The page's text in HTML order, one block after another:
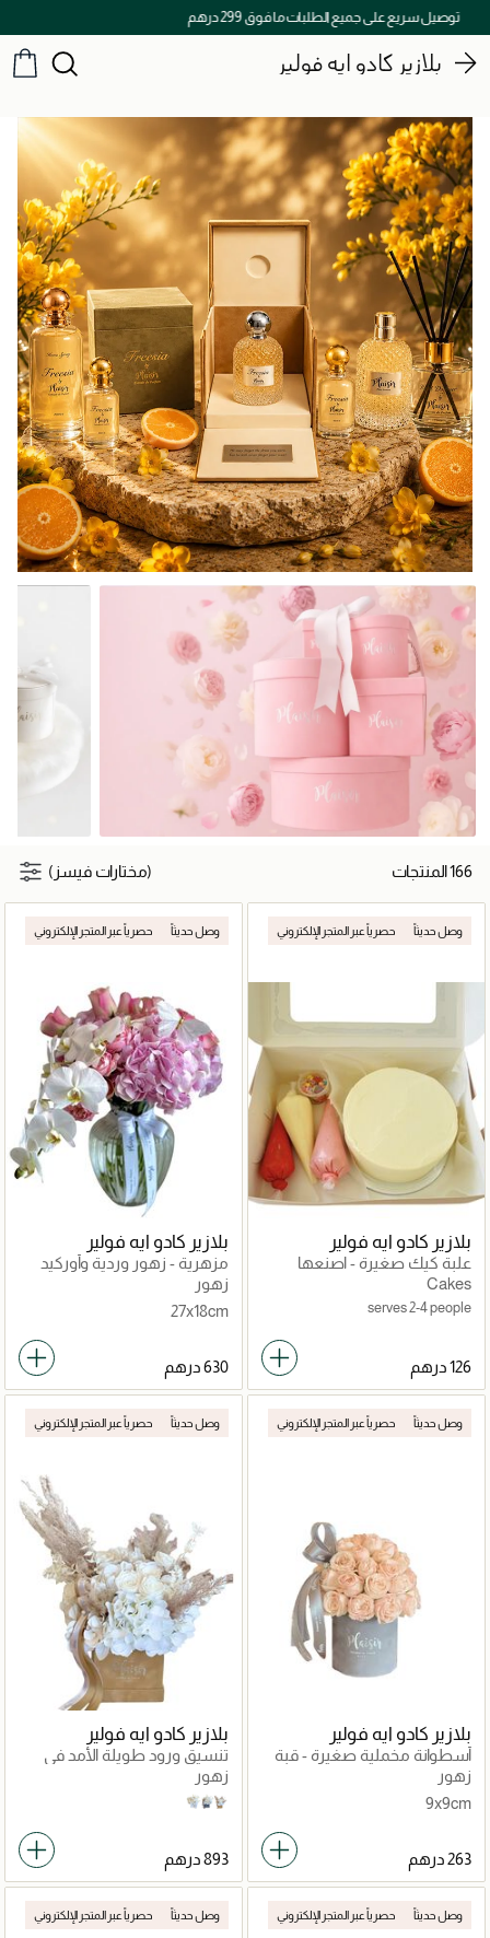
توصيل سريع على جميع الطلبات ما فوق 299 درهم
بلازير كادو ايه فولير
166 المنتجات (مختارات فيسز)
وصل حديثاً حصرياً عبر المتجر الإلكتروني
بلازير كادو ايه فولير
علبة كيك صغيرة - اصنعها
بنفسك
Cakes
serves 2-4 people
وصل حديثاً حصرياً عبر المتجر الإلكتروني
بلازير كادو ايه فولير
مزهرية - زهور وردية وأوركيد
في بابليشس
زهور
27x18cm
وصل حديثاً حصرياً عبر المتجر الإلكتروني
بلازير كادو ايه فولير
أسطوانة مخملية صغيرة - قبة
وردية خوخية
زهور
9x9cm
وصل حديثاً حصرياً عبر المتجر الإلكتروني
بلازير كادو ايه فولير
تنسيق ورود طويلة الأمد في
مخمل مربع
زهور
Tan
Grey
White
وصل حديثاً حصرياً عبر المتجر الإلكتروني وصل حديثاً حصرياً عبر المتجر الإلكتروني